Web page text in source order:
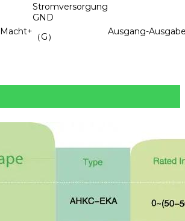
Macht+
Stromversorgung
GND
（G）
Ausgang-